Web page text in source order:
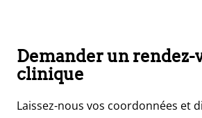
Demander un rendez-
clinique
Laissez-nous vos coordonnées et